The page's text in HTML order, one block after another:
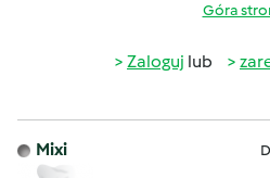
Góra
Zaloguj lub
Mixi